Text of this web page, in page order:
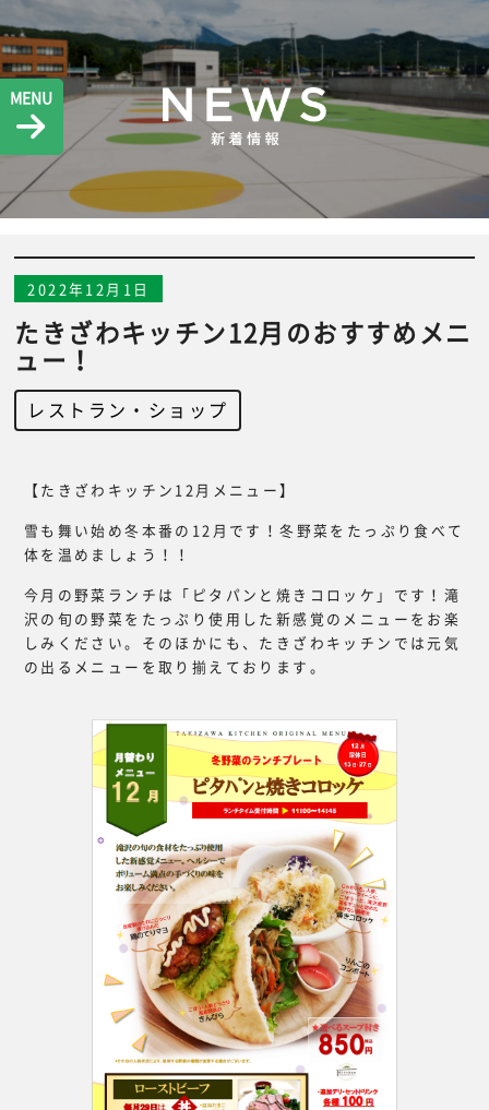
MENU
2022年12月1日
たきざわキッチン12月のおすすめメニ
ュー！
レストラン・ショップ
【たきざわキッチン12月メニュー】
雪も舞い始め冬本番の12月です！冬野菜をたっぷり食べて
体を温めましょう！！
今月の野菜ランチは「ピタパンと焼きコロッケ」です！滝
沢の旬の野菜をたっぷり使用した新感覚のメニューをお楽
しみください。そのほかにも、たきざわキッチンでは元気
の出るメニューを取り揃えております。